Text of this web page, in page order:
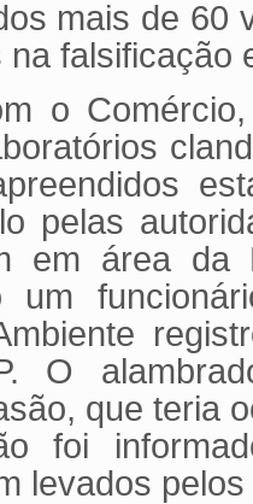
mais de 60
falsificação
o
pelas
em área da
um
O
que teria
foi
levados